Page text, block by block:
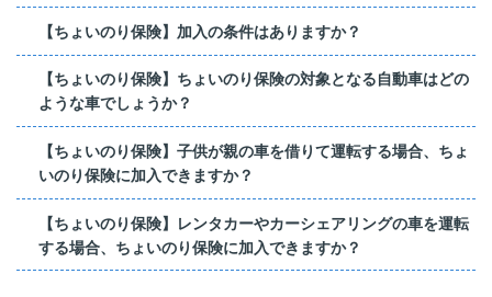
【ちょいのり保険】加入の条件はありますか？
【ちょいのり保険】ちょいのり保険の対象となる自動車はどの
ような車でしょうか？
【ちょいのり保険】子供が親の車を借りて運転する場合、ちょ
いのり保険に加入できますか？
【ちょいのり保険】レンタカーやカーシェアリングの車を運転
する場合、ちょいのり保険に加入できますか？